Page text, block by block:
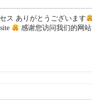
ス ありがとうございます
感谢您访问我们的网站